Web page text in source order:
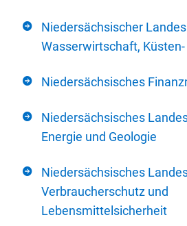
Niedersächsischer
Wasserwirtschaft,
Niedersächsisches
Niedersächsisches
Energie und Geologie
Niedersächsisches
Verbraucherschutz und
Lebensmittelsicherheit